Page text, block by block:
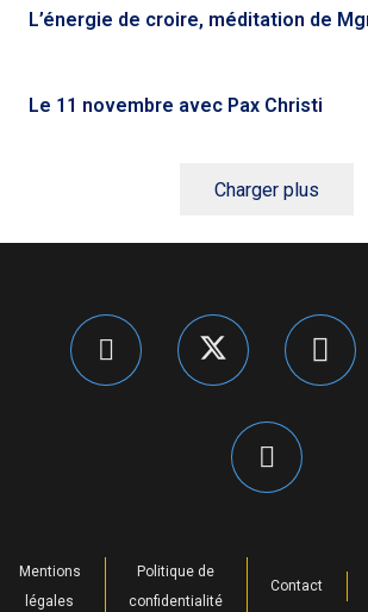
L’énergie de croire, méditation de
Le 11 novembre avec Pax Christi
Charger plus
Mentions
légales
Politique de
confidentialité
Contact